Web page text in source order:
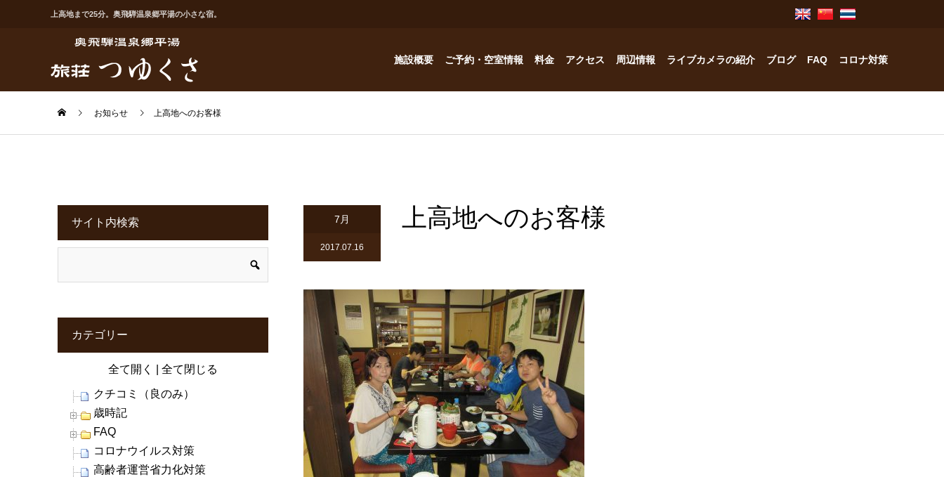
上高地まで25分。奥飛騨温泉郷平湯の小さな宿。
施設概要
ドッグハウス
ご予約・空室情報 料金 アクセス 周辺情報
中林工務店
ライブカメラの紹介 ブログ FAQ コロナ対策
お知らせ 上高地へのお客様
7月
2017.07.16
上高地へのお客様
サイト内検索
カテゴリー
全て開く 全て閉じる
クチコミ（良のみ）
歳時記
FAQ
コロナウイルス対策
高齢者運営省力化対策